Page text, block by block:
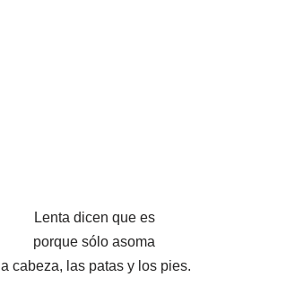
Lenta dicen que es
porque sólo asoma
la cabeza, las patas y los pies.